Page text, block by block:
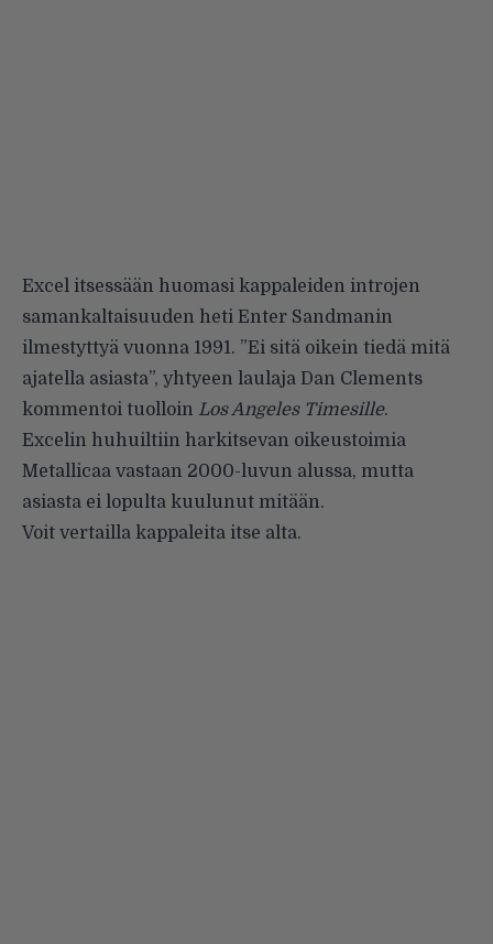
Excel itsessään huomasi kappaleiden introjen
samankaltaisuuden heti Enter Sandmanin
ilmestyttyä vuonna 1991. ”Ei sitä oikein tiedä mitä
ajatella asiasta”, yhtyeen laulaja Dan Clements
kommentoi tuolloin Los Angeles Timesille.
Excelin huhuiltiin harkitsevan oikeustoimia
Metallicaa vastaan 2000-luvun alussa, mutta
asiasta ei lopulta kuulunut mitään.
Voit vertailla kappaleita itse alta.